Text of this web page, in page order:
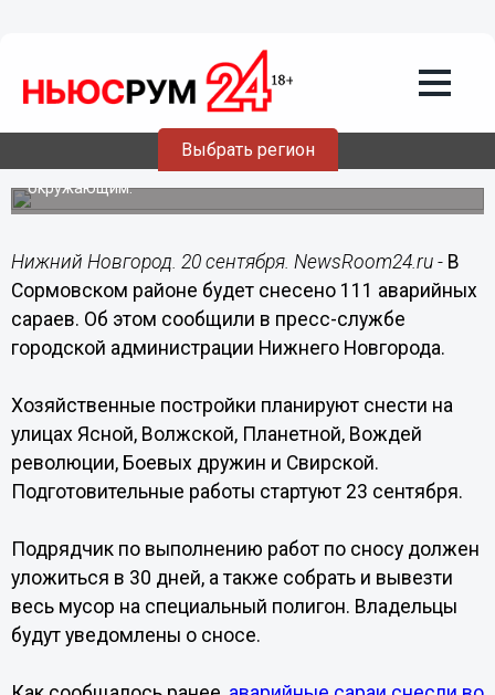
Выбрать регион
20.09.201918:18
В Сормовском районе снесут 111
сараев
Сооружения признаны аварийными и несут собой угрозу
окружающим.
Нижний Новгород. 20 сентября. NewsRoom24.ru - В
Сормовском районе будет снесено 111 аварийных
сараев. Об этом сообщили в пресс-службе
городской администрации Нижнего Новгорода.
Хозяйственные постройки планируют снести на
улицах Ясной, Волжской, Планетной, Вождей
революции, Боевых дружин и Свирской.
Подготовительные работы стартуют 23 сентября.
Подрядчик по выполнению работ по сносу должен
уложиться в 30 дней, а также собрать и вывезти
весь мусор на специальный полигон. Владельцы
будут уведомлены о сносе.